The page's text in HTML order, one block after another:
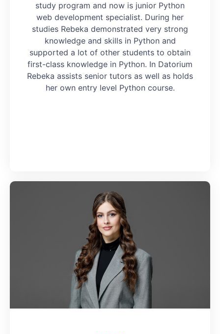
study program and now is junior Python
web development specialist. During her
studies Rebeka demonstrated very strong
knowledge and skills in Python and
supported a lot of other students to obtain
first-class knowledge in Python. In Datorium
Rebeka assists senior tutors as well as holds
her own entry level Python course.